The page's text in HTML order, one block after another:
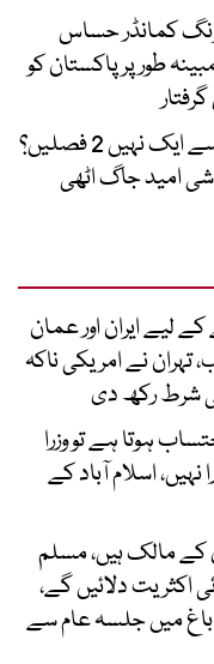
ونگ کمانڈر حساس
طور پر پاکستان کو
کاجو کے درختوں سے ایک نہیں 2 فصلیں؟
امید جاگ اٹھی
کے لیے ایران اور عمان
نے امریکی ناکہ
شرط رکھ دی
ہوتا ہے تو وزرا
اسلام آباد کے
مالک ہیں، مسلم
اکثریت دلائیں گے،
باغ میں جلسہ عام سے